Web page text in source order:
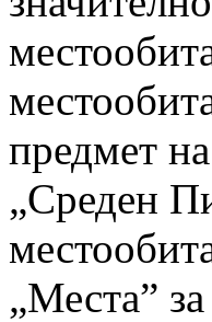
предмет
„Среден
„Места”